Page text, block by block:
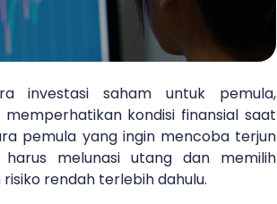
investasi saham untuk pemula,
kondisi finansial saat
pemula yang ingin mencoba terjun
melunasi utang dan memilih
rendah terlebih dahulu.